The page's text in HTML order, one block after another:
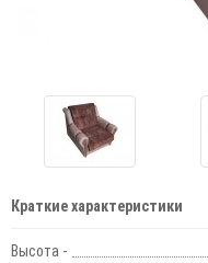
Краткие характеристики
Высота -